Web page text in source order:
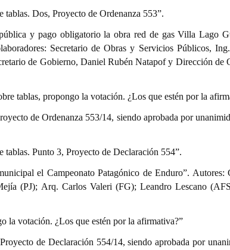
Dos, Proyecto de Ordenanza 553”.
y pago obligatorio la obra red de gas Villa Lago
Secretario de Obras y Servicios Públicos,
de Gobierno, Daniel Rubén Natapof y Dirección de
tablas, propongo la votación. ¿Los que estén por la
de Ordenanza 553/14, siendo aprobada por
Punto 3, Proyecto de Declaración 554”.
el Campeonato Patagónico de Enduro”. Autores:
(PJ); Arq. Carlos Valeri (FG); Leandro Lescano
la votación. ¿Los que estén por la afirmativa?”
de Declaración 554/14, siendo aprobada por